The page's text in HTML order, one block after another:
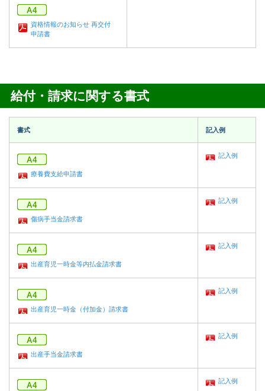
資格情報のお知らせ 再交付
申請書
給付・請求に関する書式
書式 記入例
療養費支給申請書
記入例
傷病手当金請求書
記入例
出産育児一時金等内払金請求書
記入例
出産育児一時金（付加金）請求書
記入例
出産手当金請求書
記入例
記入例